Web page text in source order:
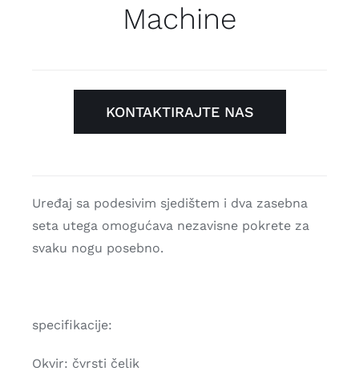
O Nama
Machine
KONTAKTIRAJTE NAS
Uređaj sa podesivim sjedištem i dva zasebna
seta utega omogućava nezavisne pokrete za
svaku nogu posebno.
specifikacije:
Okvir: čvrsti čelik